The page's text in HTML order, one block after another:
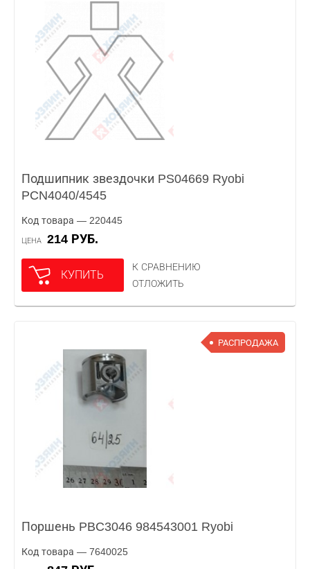
Подшипник звездочки PS04669 Ryobi
PCN4040/4545
Код товара — 220445
ЦЕНА 214 РУБ.
КУПИТЬ
К СРАВНЕНИЮ
ОТЛОЖИТЬ
РАСПРОДАЖА
Поршень PBC3046 984543001 Ryobi
Код товара — 7640025